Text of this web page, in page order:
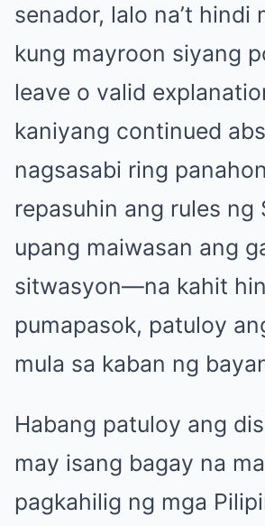
senador, lalo na’t hindi
kung mayroon siyang
leave o valid
kaniyang continued
nagsasabi ring
repasuhin ang rules ng
upang maiwasan ang
sitwasyon—na kahit
pumapasok, patuloy
mula sa kaban ng
Habang patuloy ang
may isang bagay na
pagkahilig ng mga